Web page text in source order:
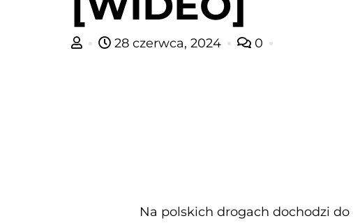
28 czerwca, 2024 0
Na polskich drogach dochodzi